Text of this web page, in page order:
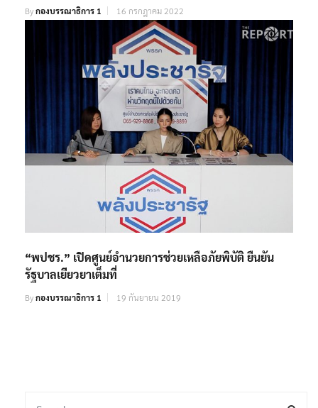
Byกองบรรณาธิการ 1 16 กรกฎาคม 2022
“พปชร.” เปิดศูนย์อำนวยการช่วยเหลือภัยพิบัติ ยืนยัน
รัฐบาลเยียวยาเต็มที่
Byกองบรรณาธิการ 1 19 กันยายน 2019